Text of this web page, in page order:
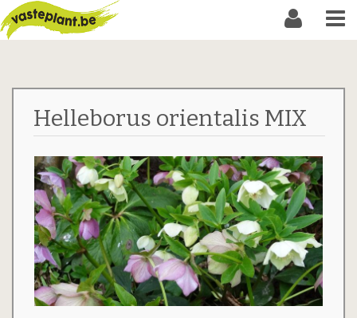
Helleborus orientalis MIX